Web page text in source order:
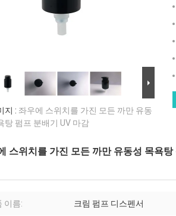
지 : 좌우에 스위치를 가진 모든 까만 유동
탕 펌프 분배기 UV 마감
스위치를 가진 모든 까만 유동성 목욕
이름: 크림 펌프 디스펜서